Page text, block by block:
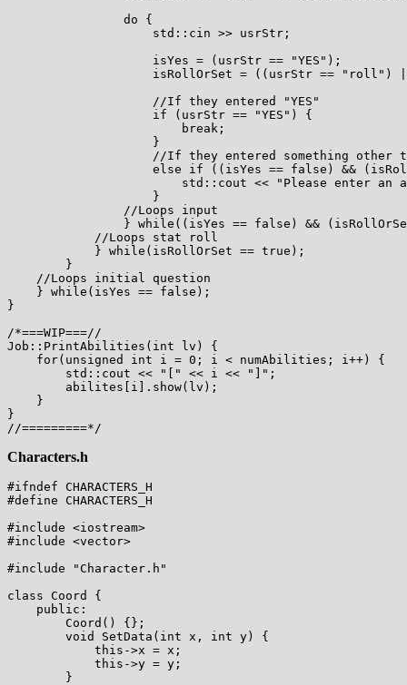
                do {
                    std::cin >> usrStr;
                    isYes = (usrStr == "YES");
isRollOrSet = ((usrStr == "roll")
                    //If they entered "YES"
                    if (usrStr == "YES") {
                        break;
                    }
//If they entered something other
else if ((isYes == false) &&
std::cout << "Please enter an
                    }
                //Loops input
} while((isYes == false) &&
            //Loops stat roll
            } while(isRollOrSet == true);
        }
    //Loops initial question
    } while(isYes == false);
}
/*===WIP===//
Job::PrintAbilities(int lv) {
    for(unsigned int i = 0; i < numAbilities; i++) {
        std::cout << "[" << i << "]";
        abilites[i].show(lv);
    }
}
Characters.h
#ifndef CHARACTERS_H
#define CHARACTERS_H
#include <iostream>
#include <vector>
#include "Character.h"
class Coord {
    public:
        Coord() {};
        void SetData(int x, int y) {
            this->x = x;
            this->y = y;
        }